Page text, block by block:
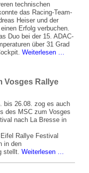
für
die
Meisterschaft
technischen
das Racing-Team-
Heiser und der
Erfolg verbuchen.
Duo bei der 15. ADAC-
über 31 Grad
Weiterlesen …
auf
Vosges Rallye
bis 26.08. zog es auch
des MSC zum Vosges
nach La Bresse in
Rallye Festival
in den
stellt. Weiterlesen …